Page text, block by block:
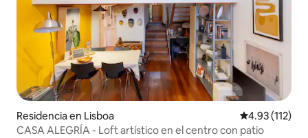
Residencia en Lisboa Calificación
4.93 (112)
CASA ALEGRÍA - Loft artístico en el centro con patio